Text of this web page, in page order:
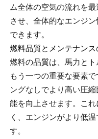
ム全体の空気の流れを
させ、全体的なエンジ
できます。
燃料品質とメンテナンス
燃料の品質は、馬力と
もう一つの重要な要素
ングなしでより高い圧
能を向上させます。こ
く、エンジンがより低
す。